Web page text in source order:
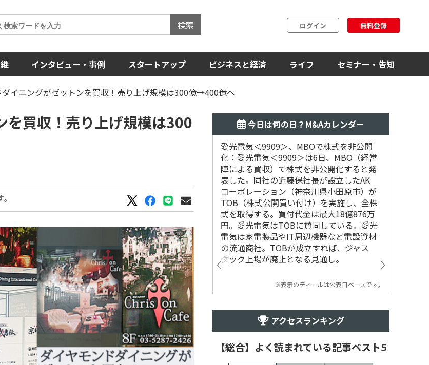
検索 ログイン 無料登録
インタビュー・事例 スタートアップ ビジネスと経済 ライフ セミナー・告知
イニングがゼットンを買収！売り上げ規模は300億→400億へ
を買収！売り上げ規模は300
今日は何の日？M&Aカレンダー
愛光電気＜9909＞、MBOで株式を非公開
化：愛光電気＜9909＞は6日、MBO（経営
陣による買収）で株式を非公開化すると発
表した。同社の近藤保社長が設立したAK
コーポレーション（神奈川県小田原市）が
TOB（株式公開買い付け）を実施し、全株
式を取得する。買付代金は最大18億876万
円。愛光電気はTOBに賛同している。愛光
電気は家電製品やIT周辺機器など電設資材
の流通商社。TOBが成立すれば、ジャス
ダック上場が廃止となる見通し。
※表示のディールは公表日ベースです。
アクセスランキング
【総合】よく読まれている記事ベスト5